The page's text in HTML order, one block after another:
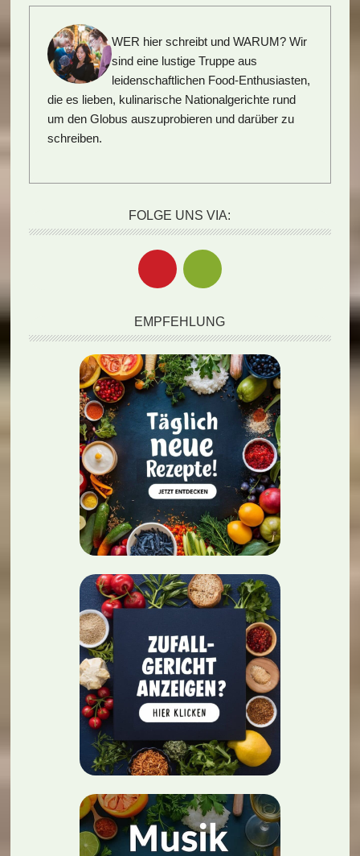
WER hier schreibt und WARUM? Wir
sind eine lustige Truppe aus
leidenschaftlichen Food-Enthusiasten,
die es lieben, kulinarische Nationalgerichte rund
um den Globus auszuprobieren und darüber zu
schreiben.
FOLGE UNS VIA:
EMPFEHLUNG